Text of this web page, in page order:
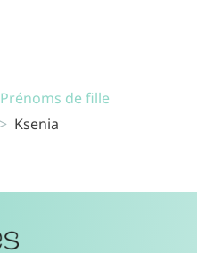
Prénoms de fille
Ksenia